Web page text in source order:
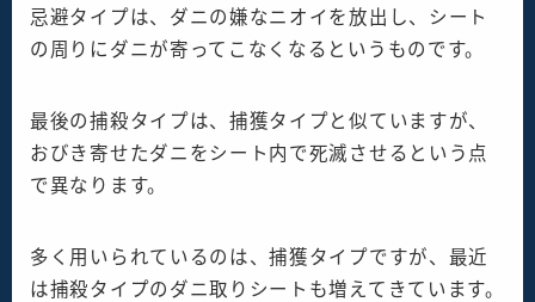
忌避タイプは、ダニの嫌なニオイを放出し、シート
の周りにダニが寄ってこなくなるというものです。
最後の捕殺タイプは、捕獲タイプと似ていますが、
おびき寄せたダニをシート内で死滅させるという点
で異なります。
多く用いられているのは、捕獲タイプですが、最近
は捕殺タイプのダニ取りシートも増えてきています。